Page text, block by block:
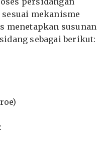
mekanisme
menetapkan susunan
sebagai berikut: